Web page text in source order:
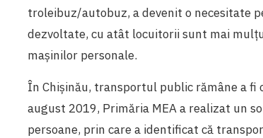
troleibuz/autobuz, a devenit o necesitate
dezvoltate, cu atât locuitorii sunt mai
mașinilor personale.
În Chișinău, transportul public rămâne a fi
august 2019, Primăria MEA a realizat un
persoane, prin care a identificat că